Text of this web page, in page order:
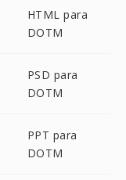
HTML para
DOTM
PSD para
DOTM
PPT para
DOTM